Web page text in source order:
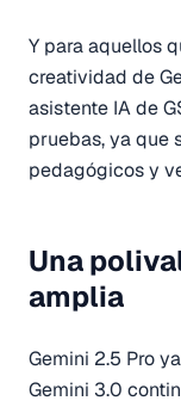
Y para aquellos
creatividad de
asistente IA de
pruebas, ya que
pedagógicos y
Una
amplia
Gemini 2.5 Pro
Gemini 3.0